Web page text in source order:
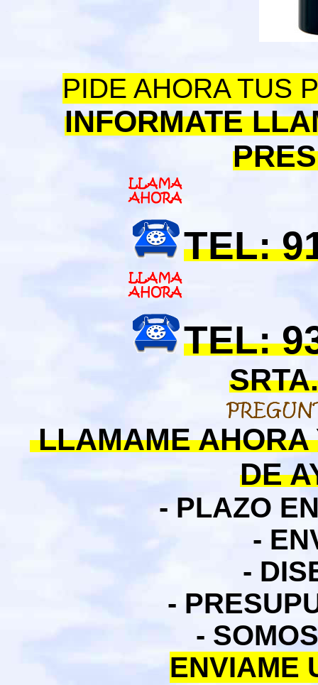
PIDE AHORA TUS
INFORMATE
TEL:
TEL:
LLAMAME AHORA
DE
- PLAZO
-
-
-
-
ENVIAME